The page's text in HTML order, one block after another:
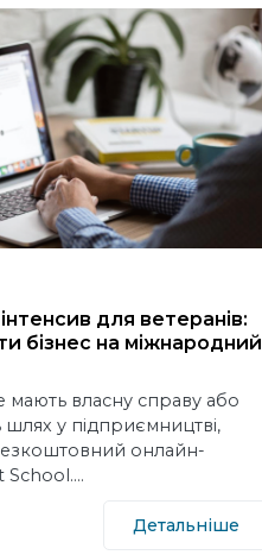
для ветеранів:
бізнес на міжнародний
мають власну справу або
шлях у підприємництві,
онлайн-
School.…
Детальніше